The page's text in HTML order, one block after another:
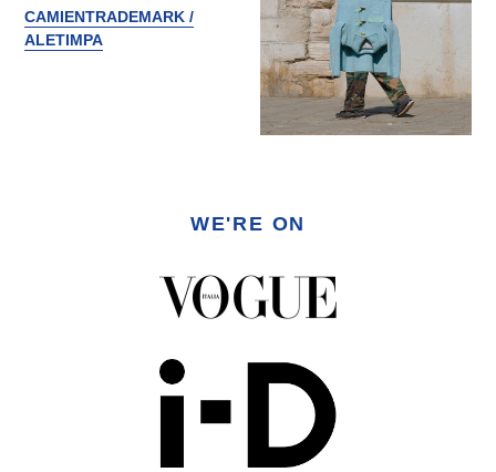
CAMIENTRADEMARK /
ALETIMPA
WE'RE ON